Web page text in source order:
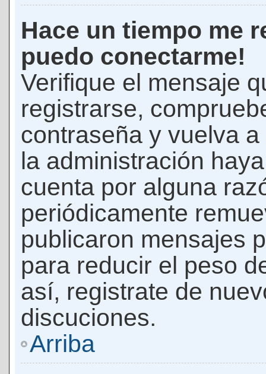
Hace un tiempo me
puedo conectarme!
Verifique el mensaje
registrarse,
contraseña y vuelva
la administración
cuenta por alguna
periódicamente
publicaron mensajes
para reducir el peso
así, registrate de
discuciones.
Arriba